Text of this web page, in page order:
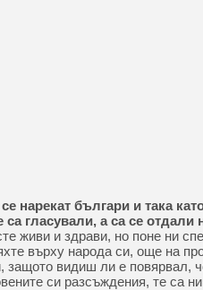
нарекат българи и така
гласували, а са се отдали
живи и здрави, но поне ни
върху народа си, още на
защото видиш ли е повярвал,
си разсъждения, те са